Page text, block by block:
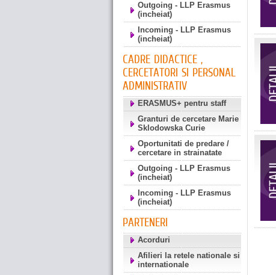
Outgoing - LLP Erasmus
(incheiat)
Incoming - LLP Erasmus
(incheiat)
CADRE DIDACTICE ,
CERCETATORI SI PERSONAL
ADMINISTRATIV
ERASMUS+ pentru staff
Granturi de cercetare Marie
Sklodowska Curie
Oportunitati de predare /
cercetare in strainatate
Outgoing - LLP Erasmus
(incheiat)
Incoming - LLP Erasmus
(incheiat)
PARTENERI
Acorduri
Afilieri la retele nationale si
internationale